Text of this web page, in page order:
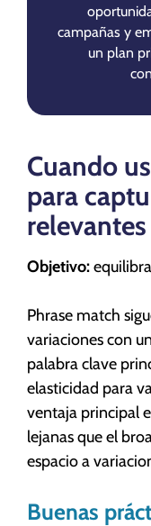
campañas y
un plan
Cuando
para
relevantes
Objetivo:
Phrase match
variaciones con
palabra clave
elasticidad para
ventaja principal
lejanas que el
espacio a
Buenas